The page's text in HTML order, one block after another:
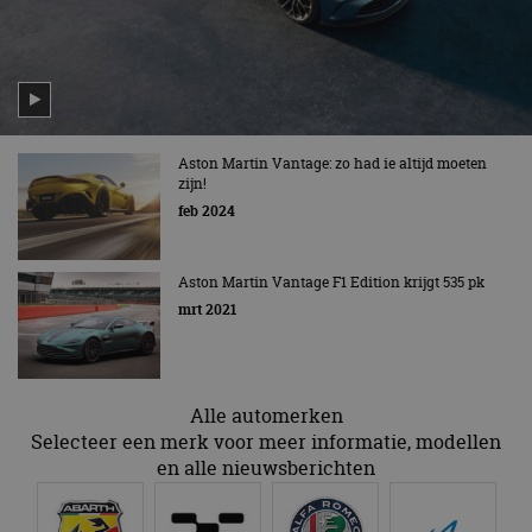
Aston Martin Vantage: zo had ie altijd moeten
zijn!
feb 2024
Aston Martin Vantage F1 Edition krijgt 535 pk
mrt 2021
Alle automerken
Selecteer een merk voor meer informatie, modellen
en alle nieuwsberichten
.autorai.nl
adres van
veiligheid
CookieScriptConsent
CookieScript
autorai.nl
4 weken 2
dagen
Deze
gebruikt
te werken.
Google Privacy Policy